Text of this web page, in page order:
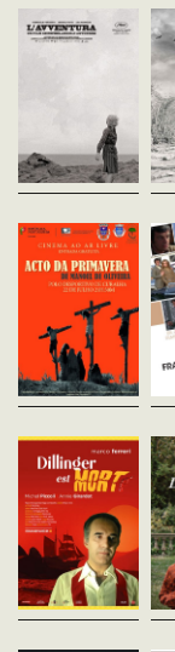
vost -
Anna,
lui pour
en
Le
Portugal
vost -
À
paysans
du
de la
Marco
vost -
Un
comme
lui,
qu’il se
trouve
Soy
Mikhail